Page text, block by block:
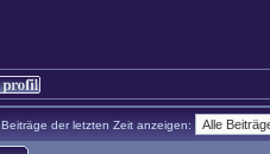
Beiträge der letzten Zeit anzeigen: